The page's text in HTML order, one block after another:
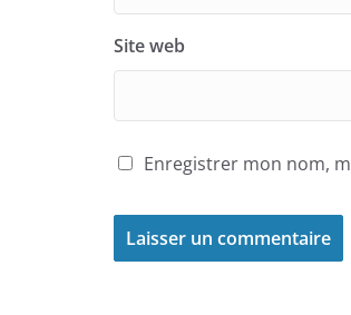
Site web
Enregistrer mon nom,